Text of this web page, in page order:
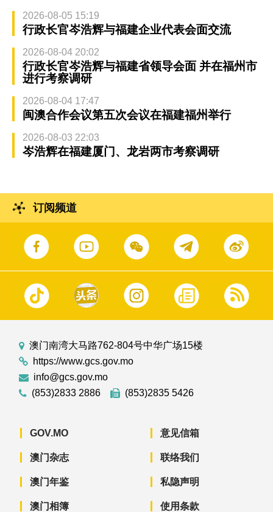
2026-08-05 15:19
行政长官岑浩辉与福建企业代表会面交流
2026-08-04 20:02
行政长官岑浩辉与福建省领导会面 并在福州市
进行考察调研
2026-08-04 17:47
闽澳合作会议第五次会议在福建福州举行
2026-08-03 22:03
岑浩辉在福建厦门、龙岩两市考察调研
订阅频道
澳门南湾大马路762-804号中华广场15楼
https://www.gcs.gov.mo
info@gcs.gov.mo
(853)2833 2886
(853)2835 5426
GOV.MO
澳门杂志
澳门年鉴
澳门相簿
意见信箱
联络我们
私隐声明
使用条款